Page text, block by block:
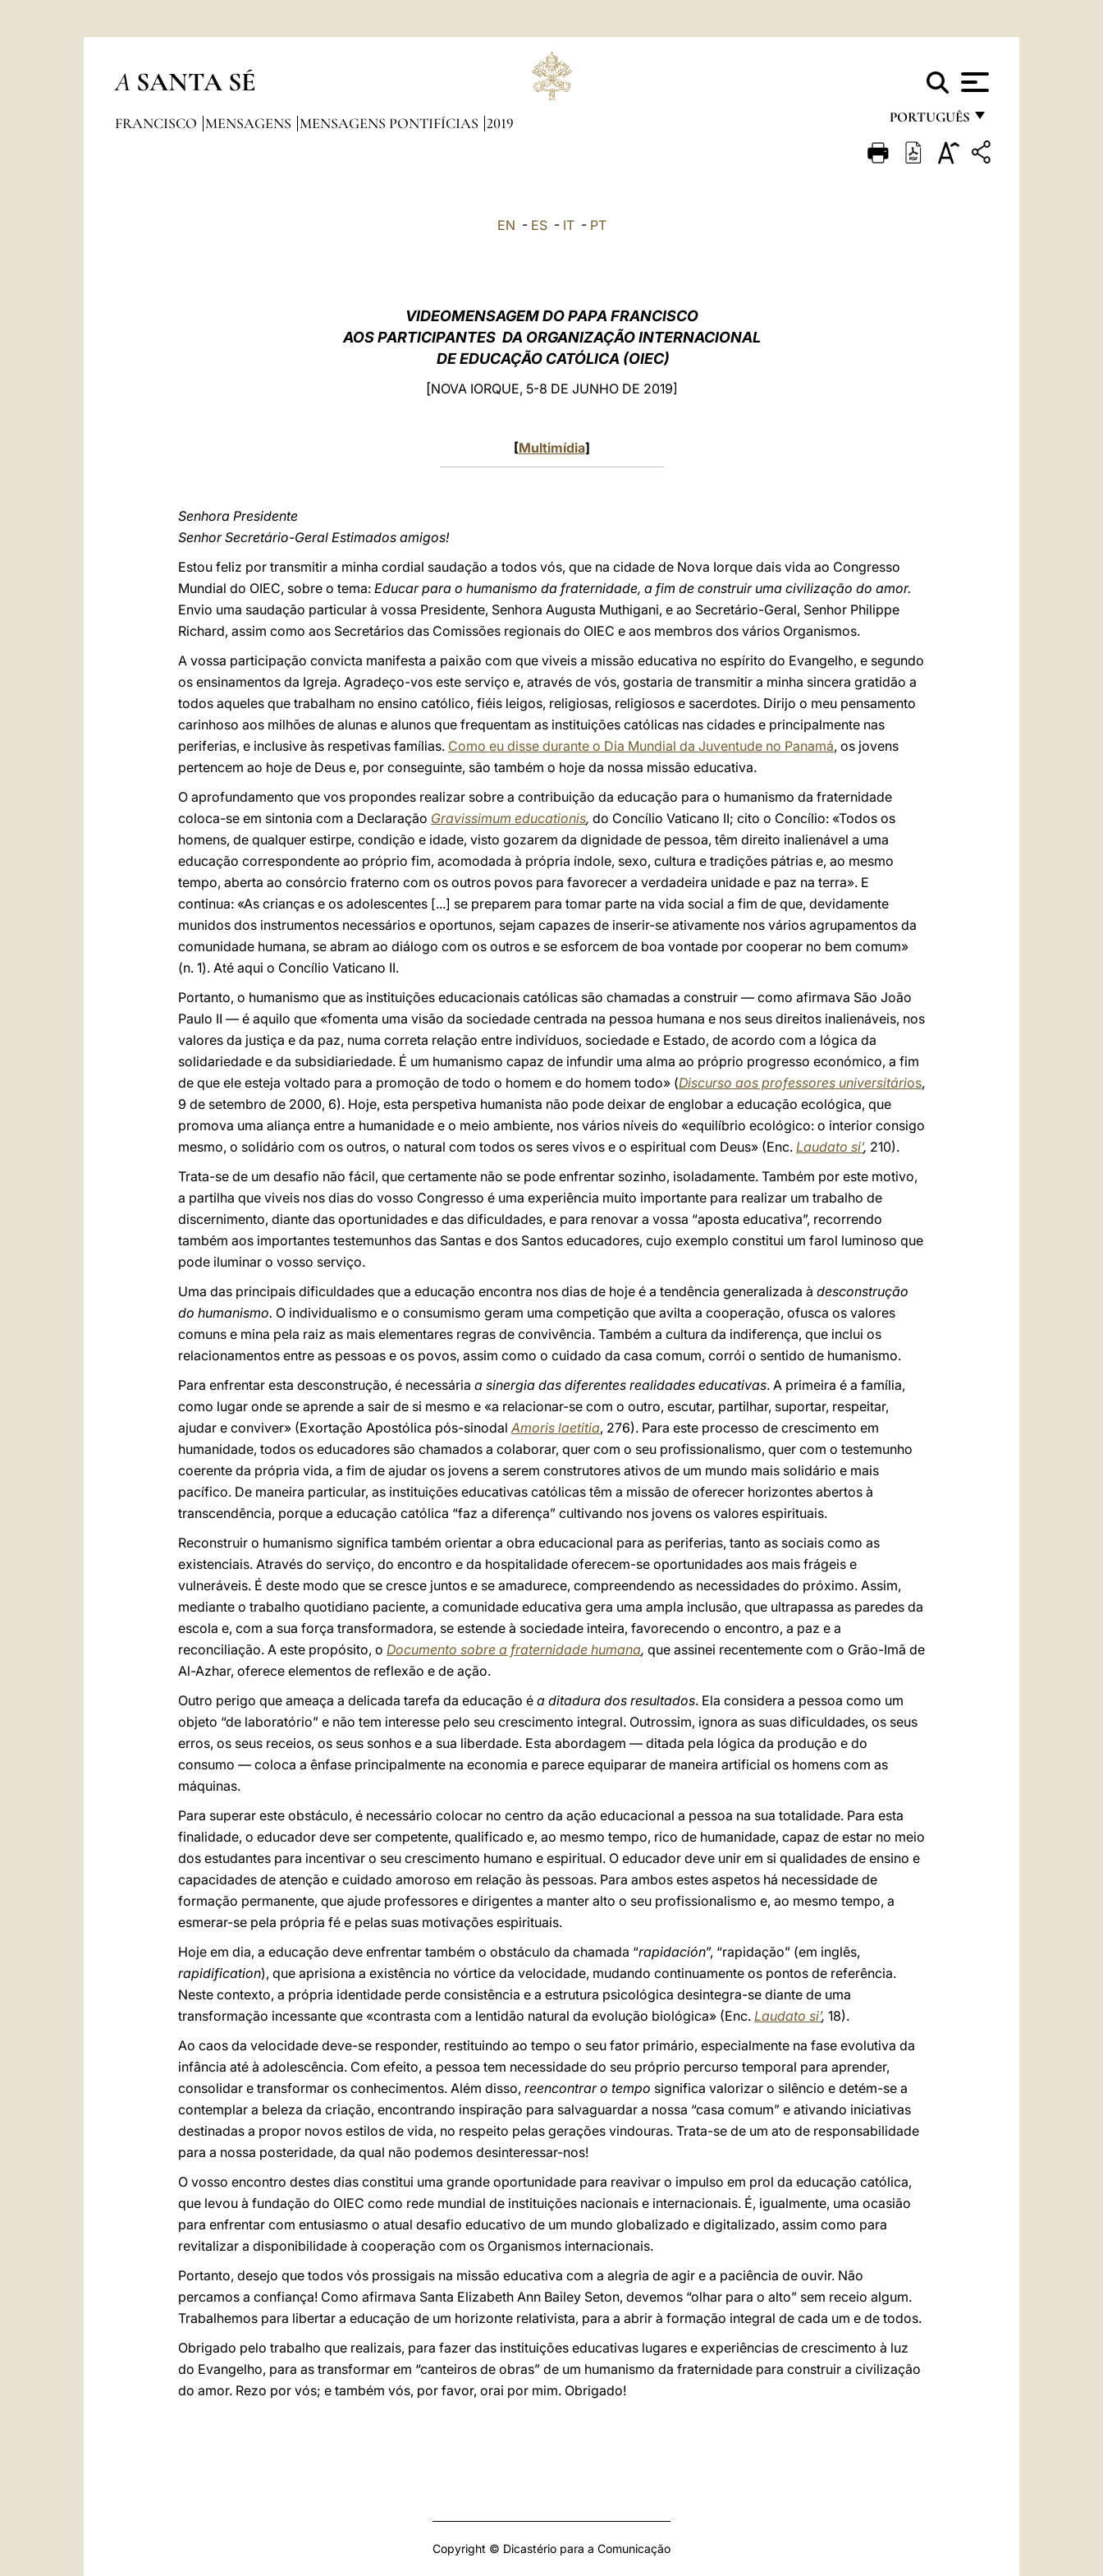
A SANTA SÉ
PORTUGUÊS
FRANÇAIS
FRANCISCO MENSAGENS MENSAGENS PONTIFÍCIAS 2019
EN - ES- IT- PT
VIDEOMENSAGEM DO PAPA FRANCISCO
AOS PARTICIPANTES DA ORGANIZAÇÃO INTERNACIONAL
DE EDUCAÇÃO CATÓLICA (OIEC)
[NOVA IORQUE, 5-8 DE JUNHO DE 2019]
[Multimídia]
Senhora Presidente
Senhor Secretário-Geral Estimados amigos!
Estou feliz por transmitir a minha cordial saudação a todos vós, que na cidade de Nova Iorque dais vida ao Congresso
Mundial do OIEC, sobre o tema: Educar para o humanismo da fraternidade, a fim de construir uma civilização do amor.
Envio uma saudação particular à vossa Presidente, Senhora Augusta Muthigani, e ao Secretário-Geral, Senhor Philippe
Richard, assim como aos Secretários das Comissões regionais do OIEC e aos membros dos vários Organismos.
A vossa participação convicta manifesta a paixão com que viveis a missão educativa no espírito do Evangelho, e segundo
os ensinamentos da Igreja. Agradeço-vos este serviço e, através de vós, gostaria de transmitir a minha sincera gratidão a
todos aqueles que trabalham no ensino católico, fiéis leigos, religiosas, religiosos e sacerdotes. Dirijo o meu pensamento
carinhoso aos milhões de alunas e alunos que frequentam as instituições católicas nas cidades e principalmente nas
periferias, e inclusive às respetivas famílias. Como eu disse durante o Dia Mundial da Juventude no Panamá, os jovens
pertencem ao hoje de Deus e, por conseguinte, são também o hoje da nossa missão educativa.
O aprofundamento que vos propondes realizar sobre a contribuição da educação para o humanismo da fraternidade
coloca-se em sintonia com a Declaração Gravissimum educationis, do Concílio Vaticano II; cito o Concílio: «Todos os
homens, de qualquer estirpe, condição e idade, visto gozarem da dignidade de pessoa, têm direito inalienável a uma
educação correspondente ao próprio fim, acomodada à própria índole, sexo, cultura e tradições pátrias e, ao mesmo
tempo, aberta ao consórcio fraterno com os outros povos para favorecer a verdadeira unidade e paz na terra». E
continua: «As crianças e os adolescentes [...] se preparem para tomar parte na vida social a fim de que, devidamente
munidos dos instrumentos necessários e oportunos, sejam capazes de inserir-se ativamente nos vários agrupamentos da
comunidade humana, se abram ao diálogo com os outros e se esforcem de boa vontade por cooperar no bem comum»
(n. 1). Até aqui o Concílio Vaticano II.
Portanto, o humanismo que as instituições educacionais católicas são chamadas a construir — como afirmava São João
Paulo II — é aquilo que «fomenta uma visão da sociedade centrada na pessoa humana e nos seus direitos inalienáveis, nos
valores da justiça e da paz, numa correta relação entre indivíduos, sociedade e Estado, de acordo com a lógica da
solidariedade e da subsidiariedade. É um humanismo capaz de infundir uma alma ao próprio progresso económico, a fim
de que ele esteja voltado para a promoção de todo o homem e do homem todo» (Discurso aos professores universitários,
9 de setembro de 2000, 6). Hoje, esta perspetiva humanista não pode deixar de englobar a educação ecológica, que
promova uma aliança entre a humanidade e o meio ambiente, nos vários níveis do «equilíbrio ecológico: o interior consigo
mesmo, o solidário com os outros, o natural com todos os seres vivos e o espiritual com Deus» (Enc. Laudato si’, 210).
Trata-se de um desafio não fácil, que certamente não se pode enfrentar sozinho, isoladamente. Também por este motivo,
a partilha que viveis nos dias do vosso Congresso é uma experiência muito importante para realizar um trabalho de
discernimento, diante das oportunidades e das dificuldades, e para renovar a vossa “aposta educativa”, recorrendo
também aos importantes testemunhos das Santas e dos Santos educadores, cujo exemplo constitui um farol luminoso que
pode iluminar o vosso serviço.
Uma das principais dificuldades que a educação encontra nos dias de hoje é a tendência generalizada à desconstrução
do humanismo. O individualismo e o consumismo geram uma competição que avilta a cooperação, ofusca os valores
comuns e mina pela raiz as mais elementares regras de convivência. Também a cultura da indiferença, que inclui os
relacionamentos entre as pessoas e os povos, assim como o cuidado da casa comum, corrói o sentido de humanismo.
Para enfrentar esta desconstrução, é necessária a sinergia das diferentes realidades educativas. A primeira é a família,
como lugar onde se aprende a sair de si mesmo e «a relacionar-se com o outro, escutar, partilhar, suportar, respeitar,
ajudar e conviver» (Exortação Apostólica pós-sinodal Amoris laetitia, 276). Para este processo de crescimento em
humanidade, todos os educadores são chamados a colaborar, quer com o seu profissionalismo, quer com o testemunho
coerente da própria vida, a fim de ajudar os jovens a serem construtores ativos de um mundo mais solidário e mais
pacífico. De maneira particular, as instituições educativas católicas têm a missão de oferecer horizontes abertos à
transcendência, porque a educação católica “faz a diferença” cultivando nos jovens os valores espirituais.
Reconstruir o humanismo significa também orientar a obra educacional para as periferias, tanto as sociais como as
existenciais. Através do serviço, do encontro e da hospitalidade oferecem-se oportunidades aos mais frágeis e
vulneráveis. É deste modo que se cresce juntos e se amadurece, compreendendo as necessidades do próximo. Assim,
mediante o trabalho quotidiano paciente, a comunidade educativa gera uma ampla inclusão, que ultrapassa as paredes da
escola e, com a sua força transformadora, se estende à sociedade inteira, favorecendo o encontro, a paz e a
reconciliação. A este propósito, o Documento sobre a fraternidade humana, que assinei recentemente com o Grão-Imã de
Al-Azhar, oferece elementos de reflexão e de ação.
Outro perigo que ameaça a delicada tarefa da educação é a ditadura dos resultados. Ela considera a pessoa como um
objeto “de laboratório” e não tem interesse pelo seu crescimento integral. Outrossim, ignora as suas dificuldades, os seus
erros, os seus receios, os seus sonhos e a sua liberdade. Esta abordagem — ditada pela lógica da produção e do
consumo — coloca a ênfase principalmente na economia e parece equiparar de maneira artificial os homens com as
máquinas.
Para superar este obstáculo, é necessário colocar no centro da ação educacional a pessoa na sua totalidade. Para esta
finalidade, o educador deve ser competente, qualificado e, ao mesmo tempo, rico de humanidade, capaz de estar no meio
dos estudantes para incentivar o seu crescimento humano e espiritual. O educador deve unir em si qualidades de ensino e
capacidades de atenção e cuidado amoroso em relação às pessoas. Para ambos estes aspetos há necessidade de
formação permanente, que ajude professores e dirigentes a manter alto o seu profissionalismo e, ao mesmo tempo, a
esmerar-se pela própria fé e pelas suas motivações espirituais.
Hoje em dia, a educação deve enfrentar também o obstáculo da chamada “rapidación”, “rapidação” (em inglês,
rapidification), que aprisiona a existência no vórtice da velocidade, mudando continuamente os pontos de referência.
Neste contexto, a própria identidade perde consistência e a estrutura psicológica desintegra-se diante de uma
transformação incessante que «contrasta com a lentidão natural da evolução biológica» (Enc. Laudato si’, 18).
Ao caos da velocidade deve-se responder, restituindo ao tempo o seu fator primário, especialmente na fase evolutiva da
infância até à adolescência. Com efeito, a pessoa tem necessidade do seu próprio percurso temporal para aprender,
consolidar e transformar os conhecimentos. Além disso, reencontrar o tempo significa valorizar o silêncio e detém-se a
contemplar a beleza da criação, encontrando inspiração para salvaguardar a nossa “casa comum” e ativando iniciativas
destinadas a propor novos estilos de vida, no respeito pelas gerações vindouras. Trata-se de um ato de responsabilidade
para a nossa posteridade, da qual não podemos desinteressar-nos!
O vosso encontro destes dias constitui uma grande oportunidade para reavivar o impulso em prol da educação católica,
que levou à fundação do OIEC como rede mundial de instituições nacionais e internacionais. É, igualmente, uma ocasião
para enfrentar com entusiasmo o atual desafio educativo de um mundo globalizado e digitalizado, assim como para
revitalizar a disponibilidade à cooperação com os Organismos internacionais.
Portanto, desejo que todos vós prossigais na missão educativa com a alegria de agir e a paciência de ouvir. Não
percamos a confiança! Como afirmava Santa Elizabeth Ann Bailey Seton, devemos “olhar para o alto” sem receio algum.
Trabalhemos para libertar a educação de um horizonte relativista, para a abrir à formação integral de cada um e de todos.
Obrigado pelo trabalho que realizais, para fazer das instituições educativas lugares e experiências de crescimento à luz
do Evangelho, para as transformar em “canteiros de obras” de um humanismo da fraternidade para construir a civilização
do amor. Rezo por vós; e também vós, por favor, orai por mim. Obrigado!
Copyright © Dicastério para a Comunicação